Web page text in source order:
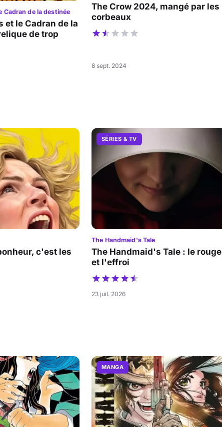
Cadran de la destinée
et le Cadran de la
de trop
The Crow 2024, mangé par les
corbeaux
8 sept. 2024
c'est les
SÉRIES & TV
The Handmaid's Tale
The Handmaid's Tale : le rouge
et l'effroi
23 juil. 2026
MANGA